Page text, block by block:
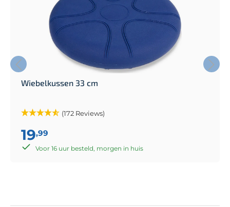
Wiebelkussen 33 cm
(172 Reviews)
19,99
Voor 16 uur besteld, morgen in huis